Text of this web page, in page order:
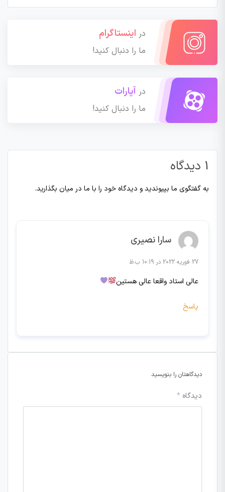
در اینستاگرام
ما را دنبال کنید!
در آپارات
ما را دنبال کنید!
1 دیدگاه
به گفتگوی ما بپیوندید و دیدگاه خود را با ما در میان بگذارید.
سارا نصیری
27 فوریه 2022 در 10:19 ب.ظ
عالی استاد واقعا عالی هستین
پاسخ
دیدگاهتان را بنویسید
دیدگاه *